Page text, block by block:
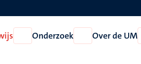
Open
Onderwijs
Onderzoek
Open
Onderzoek
Over de UM